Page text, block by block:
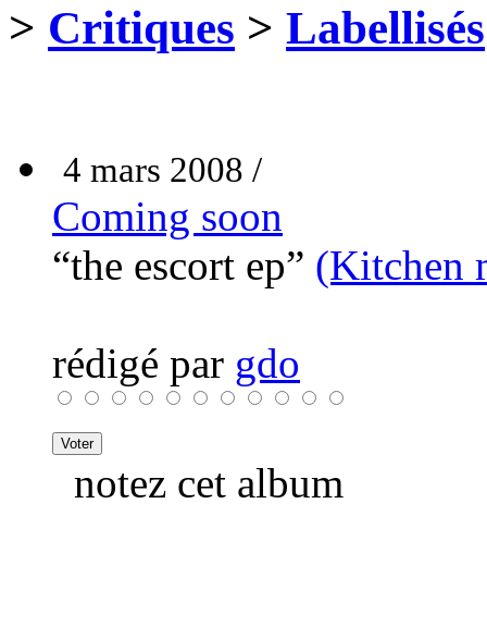
> Critiques > Labellisés
4 mars 2008 /
Coming soon
“the escort ep” (Kitchen
rédigé par gdo
notez cet album